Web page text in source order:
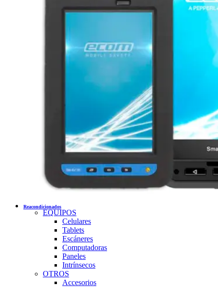
Reacondicionados
EQUIPOS
Celulares
Tablets
Escáneres
Computadoras
Paneles
Intrínsecos
OTROS
Accesorios